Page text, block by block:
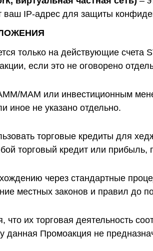
ваш IP-адрес для защиты
только на действующие счета
если это не оговорено
MAM или инвестиционным
иное не указано отдельно.
торговые кредиты для
торговый кредит или прибыль,
через стандартные
местных законов и правил до
их торговая деятельность
данная Промоакция не